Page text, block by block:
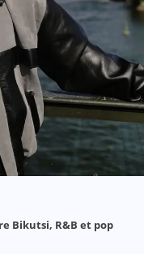
Bikutsi, R&B et pop